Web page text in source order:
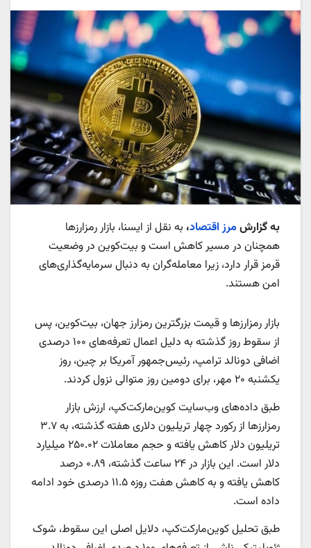
به گزارش مرز اقتصاد، به نقل از ایسنا، بازار رمزارزها
همچنان در مسیر کاهش است و بیت‌کوین در وضعیت
قرمز قرار دارد، زیرا معامله‌گران به دنبال سرمایه‌گذاری‌های
امن هستند.
بازار رمزارزها و قیمت بزرگترین رمزارز جهان، بیت‌کوین، پس
از سقوط روز گذشته به دلیل اعمال تعرفه‌های ۱۰۰ درصدی
اضافی دونالد ترامپ، رئیس‌جمهور آمریکا بر چین، روز
یکشنبه ۲۰ مهر، برای دومین روز متوالی نزول کردند.
طبق داده‌های وب‌سایت کوین‌مارکت‌کپ، ارزش بازار
رمزارزها از رکورد چهار تریلیون دلاری هفته گذشته، به ۳.۷
تریلیون دلار کاهش یافته و حجم معاملات ۲۵۰.۰۲ میلیارد
دلار است. این بازار در ۲۴ ساعت گذشته، ۰.۸۹ درصد
کاهش یافته و به کاهش هفت روزه ۱۱.۵ درصدی خود ادامه
داده است.
طبق تحلیل کوین‌مارکت‌کپ، دلایل اصلی این سقوط، شوک